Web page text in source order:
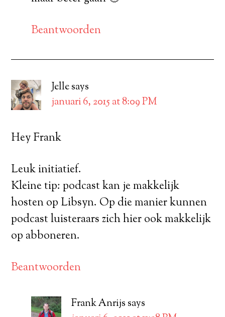
Beantwoorden
Jellesays
januari 6, 2015 at 8:09 PM
Hey Frank
Leuk initiatief.
Kleine tip: podcast kan je makkelijk
hosten op Libsyn. Op die manier kunnen
podcast luisteraars zich hier ook makkelijk
op abboneren.
Beantwoorden
Frank Anrijs says